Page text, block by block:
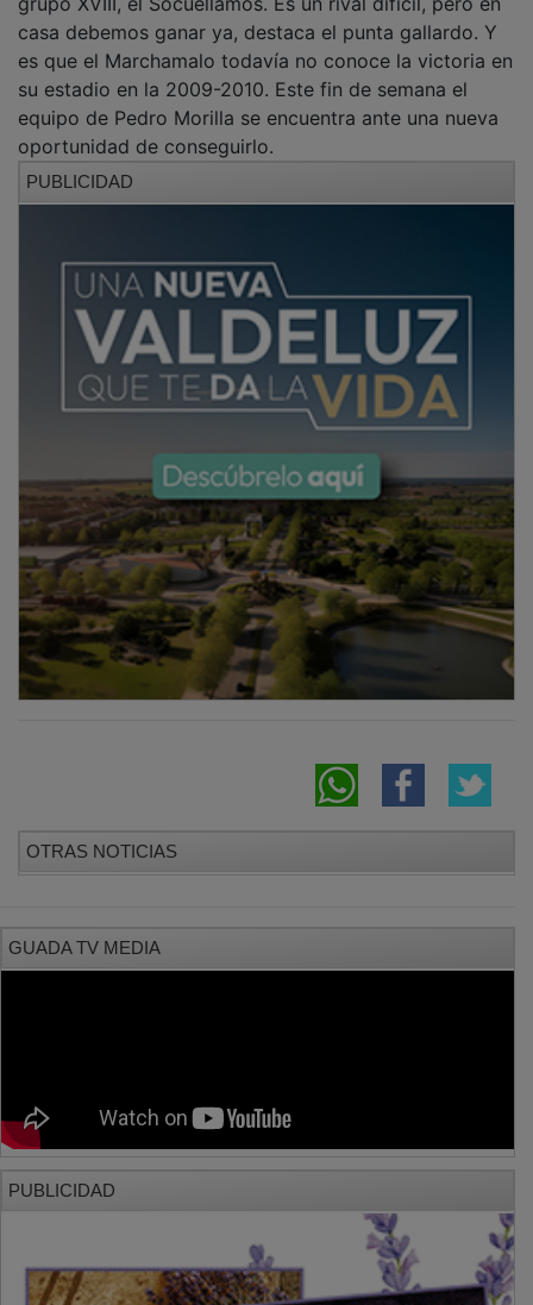
casa debemos ganar ya, destaca el punta gallardo. Y
es que el Marchamalo todavía no conoce la victoria en
su estadio en la 2009-2010. Este fin de semana el
equipo de Pedro Morilla se encuentra ante una nueva
oportunidad de conseguirlo.
PUBLICIDAD